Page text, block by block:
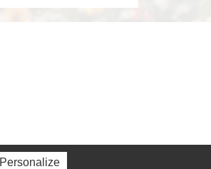
Personalize